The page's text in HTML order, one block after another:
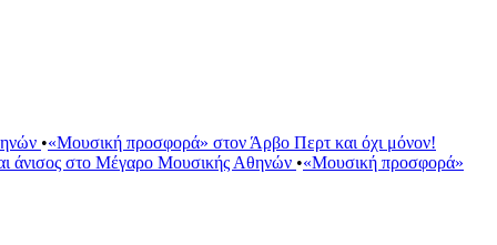
•«Μουσική προσφορά» στον Άρβο Περτ και όχι μόνον!
άνισος στο Μέγαρο Μουσικής Αθηνών •«Μουσική προσφορά»